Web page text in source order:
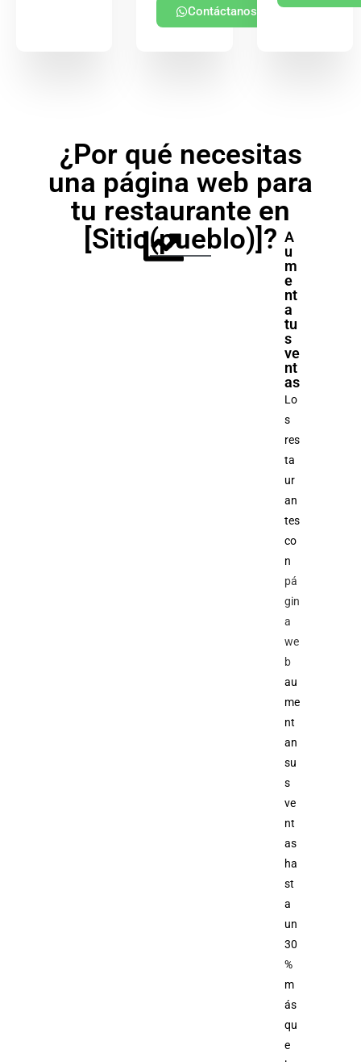
Contáctanos
¿Por qué necesitas
una página web para
tu restaurante en
[Sitio(pueblo)]? A
u
m
e
nt
a
tu
s
ve
nt
as
Lo
s
res
ta
ur
an
tes
co
n
pá
gin
a
we
b
au
me
nt
an
su
s
ve
nt
as
ha
st
a
un
30
%
m
ás
qu
e